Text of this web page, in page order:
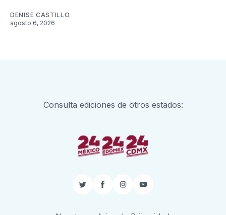
DENISE CASTILLO
agosto 6, 2026
Consulta ediciones de otros estados:
TwitterFacebook
InstagramYouTube